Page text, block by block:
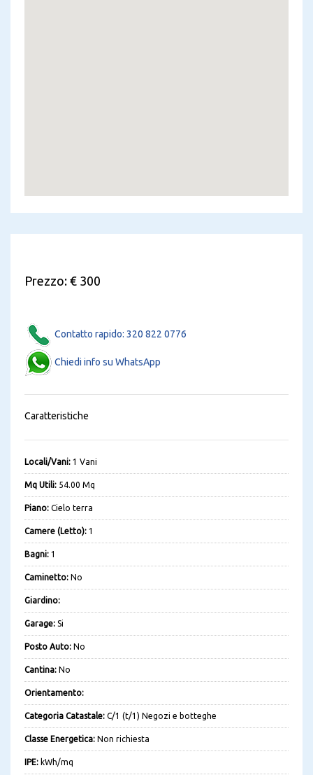
Prezzo: € 300
Contatto rapido: 320 822 0776
Chiedi info su WhatsApp
Caratteristiche
Locali/Vani: 1 Vani
Mq Utili: 54.00 Mq
Piano: Cielo terra
Camere (Letto): 1
Bagni: 1
Caminetto: No
Giardino:
Garage: Si
Posto Auto: No
Cantina: No
Orientamento:
Categoria Catastale: C/1 (t/1) Negozi e botteghe
Classe Energetica: Non richiesta
IPE: kWh/mq